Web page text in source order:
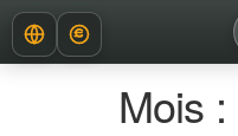
Aller
contenu
Devise
Mois :